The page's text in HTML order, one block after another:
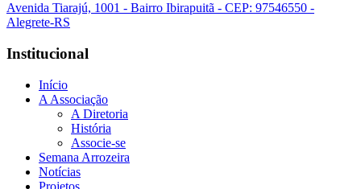
Avenida Tiarajú, 1001 - Bairro Ibirapuitã - CEP: 97546550 -
Alegrete-RS
Institucional
Início
A Associação
A Diretoria
História
Associe-se
Semana Arrozeira
Notícias
Projetos